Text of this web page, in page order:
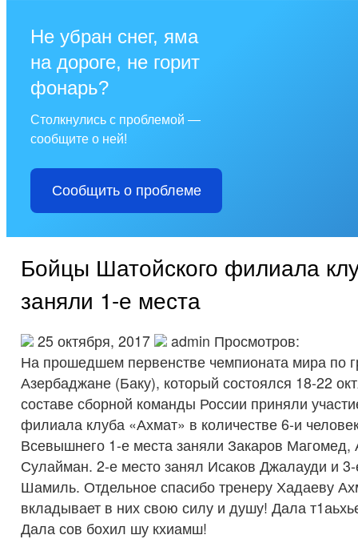
Не убран снег, яма
на дороге, не горит
фонарь?
Столкнулись с проблемой —
сообщите о ней!
Сообщить о проблеме
Бойцы Шатойского филиала
заняли 1-е места
25 октября, 2017
admin Просмотров:
На прошедшем первенстве чемпионата мира по
Азербаджане (Баку), который состоялся 18-22
составе сборной команды России приняли
филиала клуба «Ахмат» в количестве 6-и
Всевышнего 1-е места заняли Закаров
Сулайман. 2-е место занял Исаков Джалауди и
Шамиль. Отдельное спасибо тренеру Хадаеву
вкладывает в них свою силу и душу! Дала
Дала сов бохил шу кхиамш!